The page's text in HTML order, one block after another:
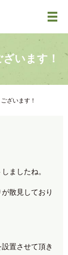
メ
います！
ざいます！
ましたね。
散見しており
置させて頂き